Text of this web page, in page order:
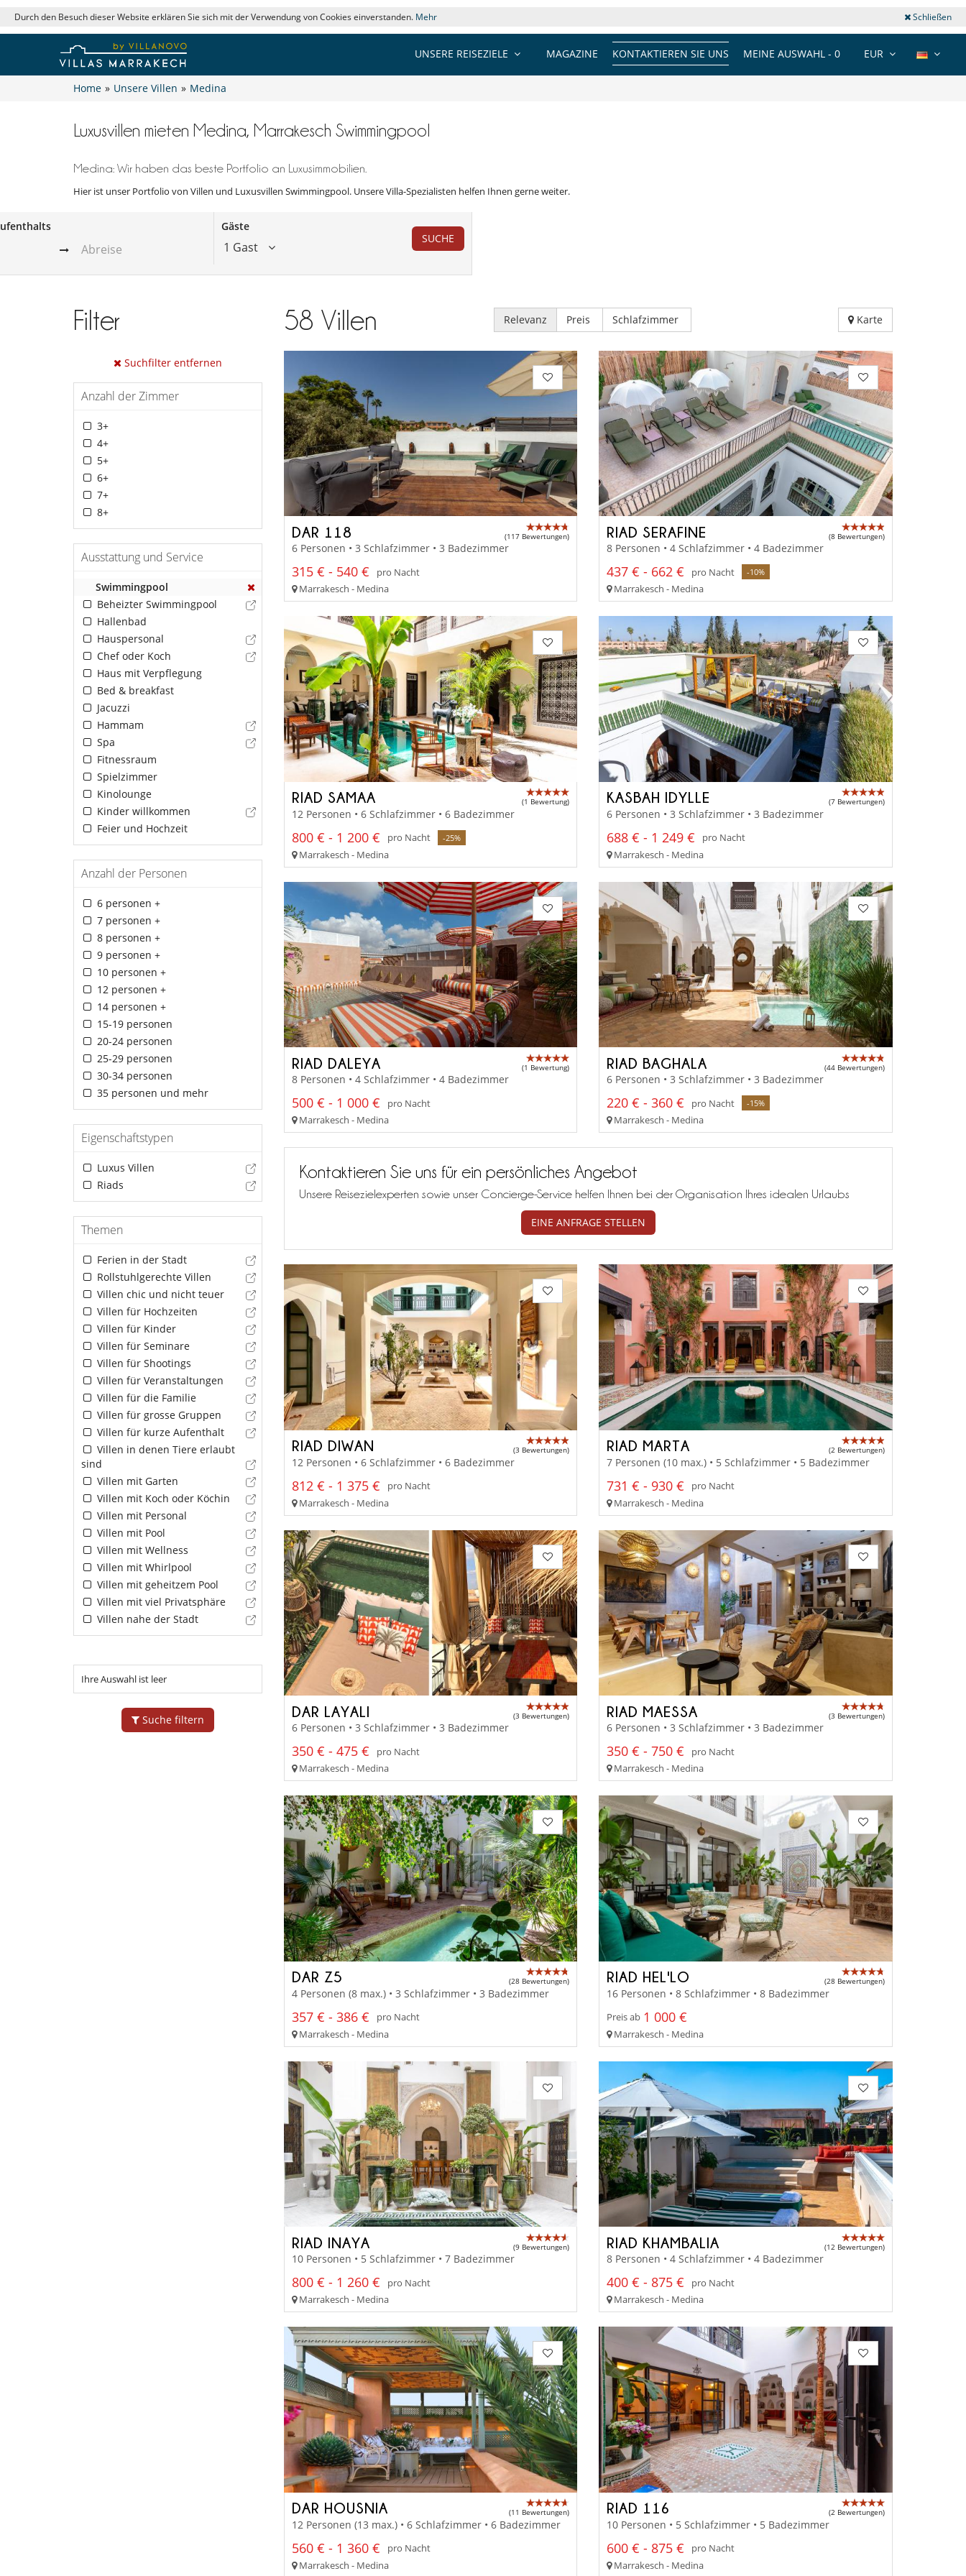
Durch den Besuch dieser Website erklären Sie sich mit der Verwendung von Cookies einverstanden. Mehr Schließen
EUR
MEINE AUSWAHL - 0
KONTAKTIEREN SIE UNS
MAGAZINE
UNSERE REISEZIELE
Home » Unsere Villen » Medina
Luxusvillen mieten Medina, Marrakesch Swimmingpool
Medina: Wir haben das beste Portfolio an Luxusimmobilien.
Hier ist unser Portfolio von Villen und Luxusvillen Swimmingpool. Unsere Villa-Spezialisten helfen Ihnen gerne weiter.
Gäste
1 Gast
SUCHE
Filter
Suchfilter entfernen
Anzahl der Zimmer
3+
4+
5+
6+
7+
8+
Ausstattung und Service
Swimmingpool
Beheizter Swimmingpool
Hallenbad
Hauspersonal
Chef oder Koch
Haus mit Verpflegung
Bed & breakfast
Jacuzzi
Hammam
Spa
Fitnessraum
Spielzimmer
Kinolounge
Kinder willkommen
Feier und Hochzeit
Anzahl der Personen
6 personen +
7 personen +
8 personen +
9 personen +
10 personen +
12 personen +
14 personen +
15-19 personen
20-24 personen
25-29 personen
30-34 personen
35 personen und mehr
Eigenschaftstypen
Luxus Villen
Riads
Themen
Ferien in der Stadt
Rollstuhlgerechte Villen
Villen chic und nicht teuer
Villen für Hochzeiten
Villen für Kinder
Villen für Seminare
Villen für Shootings
Villen für Veranstaltungen
Villen für die Familie
Villen für grosse Gruppen
Villen für kurze Aufenthalt
Villen in denen Tiere erlaubt
sind
Villen mit Garten
Villen mit Koch oder Köchin
Villen mit Personal
Villen mit Pool
Villen mit Wellness
Villen mit Whirlpool
Villen mit geheitzem Pool
Villen mit viel Privatsphäre
Villen nahe der Stadt
Ihre Auswahl ist leer
Suche filtern
58 Villen Relevanz Preis Schlafzimmer Karte
DAR 118 (117 Bewertungen)
6 Personen • 3 Schlafzimmer • 3 Badezimmer
315 € - 540 €
pro Nacht
Marrakesch - Medina
RIAD SERAFINE (8 Bewertungen)
8 Personen • 4 Schlafzimmer • 4 Badezimmer
437 € - 662 € pro Nacht -10%
Marrakesch - Medina
RIAD SAMAA (1 Bewertung)
12 Personen • 6 Schlafzimmer • 6 Badezimmer
800 € - 1 200 € pro Nacht -25%
Marrakesch - Medina
KASBAH IDYLLE (7 Bewertungen)
6 Personen • 3 Schlafzimmer • 3 Badezimmer
688 € - 1 249 €
pro Nacht
Marrakesch - Medina
RIAD DALEYA (1 Bewertung)
8 Personen • 4 Schlafzimmer • 4 Badezimmer
500 € - 1 000 €
pro Nacht
Marrakesch - Medina
RIAD BAGHALA (44 Bewertungen)
6 Personen • 3 Schlafzimmer • 3 Badezimmer
220 € - 360 € pro Nacht -15%
Marrakesch - Medina
Kontaktieren Sie uns für ein persönliches Angebot
Unsere Reisezielexperten sowie unser Concierge-Service helfen Ihnen bei der Organisation Ihres idealen Urlaubs
EINE ANFRAGE STELLEN
RIAD DIWAN (3 Bewertungen)
12 Personen • 6 Schlafzimmer • 6 Badezimmer
812 € - 1 375 €
pro Nacht
Marrakesch - Medina
RIAD MARTA (2 Bewertungen)
7 Personen (10 max.) • 5 Schlafzimmer • 5 Badezimmer
731 € - 930 €
pro Nacht
Marrakesch - Medina
DAR LAYALI (3 Bewertungen)
6 Personen • 3 Schlafzimmer • 3 Badezimmer
350 € - 475 €
pro Nacht
Marrakesch - Medina
RIAD MAESSA (3 Bewertungen)
6 Personen • 3 Schlafzimmer • 3 Badezimmer
350 € - 750 €
pro Nacht
Marrakesch - Medina
DAR Z5 (28 Bewertungen)
4 Personen (8 max.) • 3 Schlafzimmer • 3 Badezimmer
357 € - 386 €
pro Nacht
Marrakesch - Medina
RIAD HEL'LO (28 Bewertungen)
16 Personen • 8 Schlafzimmer • 8 Badezimmer
Preis ab 1 000 €
Marrakesch - Medina
RIAD INAYA (9 Bewertungen)
10 Personen • 5 Schlafzimmer • 7 Badezimmer
800 € - 1 260 €
pro Nacht
Marrakesch - Medina
RIAD KHAMBALIA (12 Bewertungen)
8 Personen • 4 Schlafzimmer • 4 Badezimmer
400 € - 875 €
pro Nacht
Marrakesch - Medina
DAR HOUSNIA (11 Bewertungen)
12 Personen (13 max.) • 6 Schlafzimmer • 6 Badezimmer
560 € - 1 360 €
pro Nacht
Marrakesch - Medina
RIAD 116 (2 Bewertungen)
10 Personen • 5 Schlafzimmer • 5 Badezimmer
600 € - 875 €
pro Nacht
Marrakesch - Medina